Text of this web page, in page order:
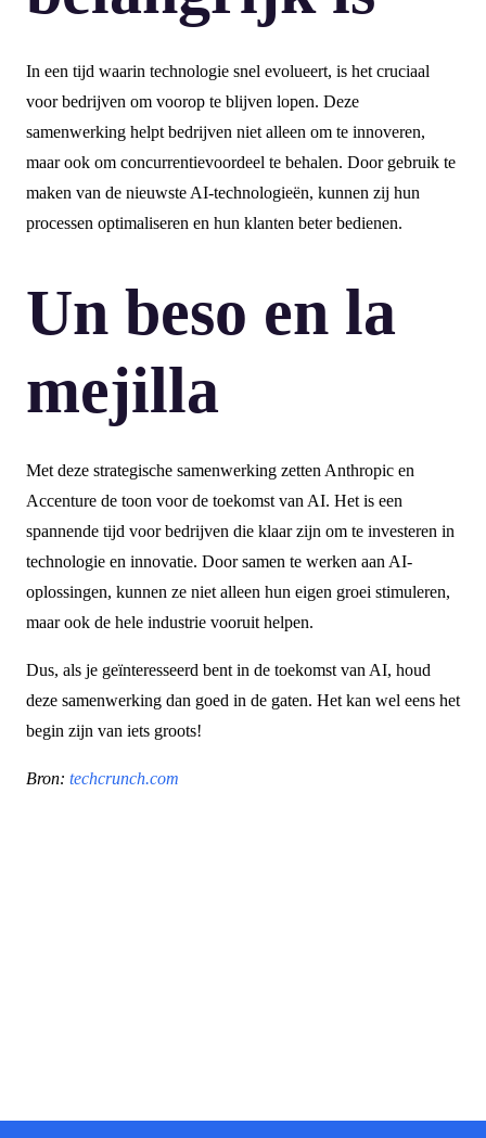
In een tijd waarin technologie snel evolueert, is het cruciaal
voor bedrijven om voorop te blijven lopen. Deze
samenwerking helpt bedrijven niet alleen om te innoveren,
maar ook om concurrentievoordeel te behalen. Door gebruik te
maken van de nieuwste AI-technologieën, kunnen zij hun
processen optimaliseren en hun klanten beter bedienen.
Un beso en la
mejilla
Met deze strategische samenwerking zetten Anthropic en
Accenture de toon voor de toekomst van AI. Het is een
spannende tijd voor bedrijven die klaar zijn om te investeren in
technologie en innovatie. Door samen te werken aan AI-
oplossingen, kunnen ze niet alleen hun eigen groei stimuleren,
maar ook de hele industrie vooruit helpen.
Dus, als je geïnteresseerd bent in de toekomst van AI, houd
deze samenwerking dan goed in de gaten. Het kan wel eens het
begin zijn van iets groots!
Bron: techcrunch.com